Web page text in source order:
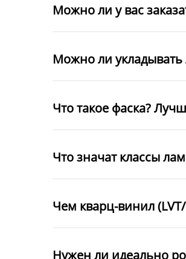
Можно ли у вас
Можно ли
Что такое фаска?
Что значат классы
Чем кварц-винил
Нужен ли идеально